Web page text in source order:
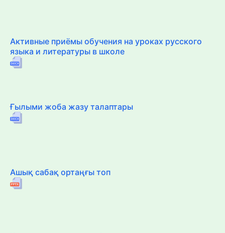
Активные приёмы обучения на уроках русского
языка и литературы в школе
Ғылыми жоба жазу талаптары
Ашық сабақ ортаңғы топ